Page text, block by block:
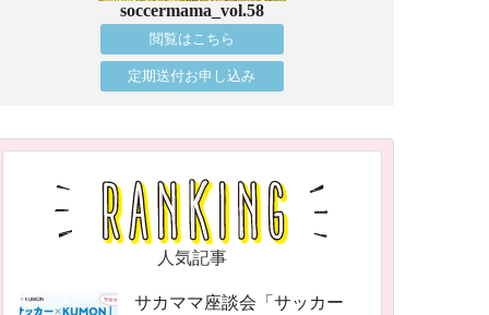
soccermama_vol.58
閲覧はこちら
定期送付お申し込み
人気記事
サカママ座談会「サッカー